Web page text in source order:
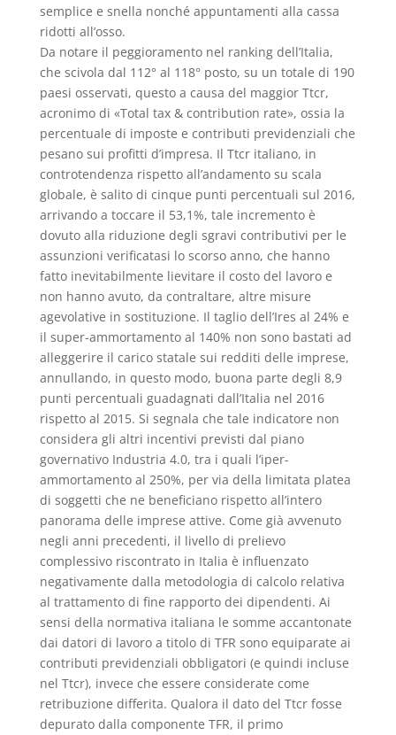
semplice e snella nonché appuntamenti alla cassa
ridotti all’osso.
Da notare il peggioramento nel ranking dell’Italia,
che scivola dal 112° al 118° posto, su un totale di 190
paesi osservati, questo a causa del maggior Ttcr,
acronimo di «Total tax & contribution rate», ossia la
percentuale di imposte e contributi previdenziali che
pesano sui profitti d’impresa. Il Ttcr italiano, in
controtendenza rispetto all’andamento su scala
globale, è salito di cinque punti percentuali sul 2016,
arrivando a toccare il 53,1%, tale incremento è
dovuto alla riduzione degli sgravi contributivi per le
assunzioni verificatasi lo scorso anno, che hanno
fatto inevitabilmente lievitare il costo del lavoro e
non hanno avuto, da contraltare, altre misure
agevolative in sostituzione. Il taglio dell’Ires al 24% e
il super-ammortamento al 140% non sono bastati ad
alleggerire il carico statale sui redditi delle imprese,
annullando, in questo modo, buona parte degli 8,9
punti percentuali guadagnati dall’Italia nel 2016
rispetto al 2015. Si segnala che tale indicatore non
considera gli altri incentivi previsti dal piano
governativo Industria 4.0, tra i quali l’iper-
ammortamento al 250%, per via della limitata platea
di soggetti che ne beneficiano rispetto all’intero
panorama delle imprese attive. Come già avvenuto
negli anni precedenti, il livello di prelievo
complessivo riscontrato in Italia è influenzato
negativamente dalla metodologia di calcolo relativa
al trattamento di fine rapporto dei dipendenti. Ai
sensi della normativa italiana le somme accantonate
dai datori di lavoro a titolo di TFR sono equiparate ai
contributi previdenziali obbligatori (e quindi incluse
nel Ttcr), invece che essere considerate come
retribuzione differita. Qualora il dato del Ttcr fosse
depurato dalla componente TFR, il primo